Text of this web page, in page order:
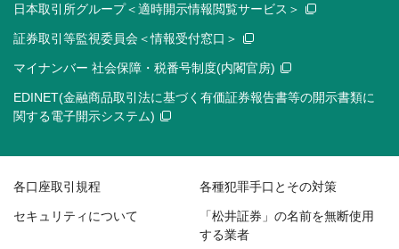
日本取引所グループ＜適時開示情報閲覧サービス＞
証券取引等監視委員会＜情報受付窓口＞
マイナンバー 社会保障・税番号制度(内閣官房)
EDINET(金融商品取引法に基づく有価証券報告書等の開示書類に
関する電子開示システム)
各口座取引規程 各種犯罪手口とその対策
セキュリティについて
「松井証券」の名前を無断使用
する業者